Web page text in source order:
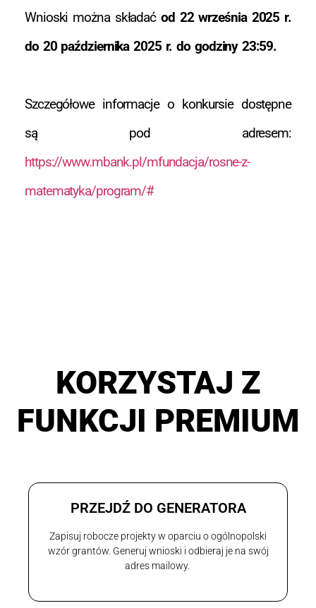
Wnioski można składać od 22 września 2025 r.
do 20 października 2025 r. do godziny 23:59.
Szczegółowe informacje o konkursie dostępne
są pod adresem:
https://www.mbank.pl/mfundacja/rosne-z-
matematyka/program/#
KORZYSTAJ Z
FUNKCJI PREMIUM
PRZEJDŹ DO GENERATORA
Zapisuj robocze projekty w oparciu o ogólnopolski
wzór grantów. Generuj wnioski i odbieraj je na swój
adres mailowy.